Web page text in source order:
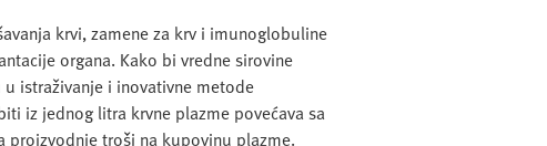
krvi, zamene za krv i imunoglobuline
organa. Kako bi vredne sirovine
istraživanje i inovativne metode
iz jednog litra krvne plazme povećava sa
troši na kupovinu plazme.